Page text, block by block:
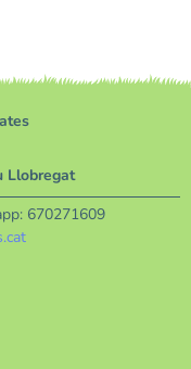
Llobregat
670271609